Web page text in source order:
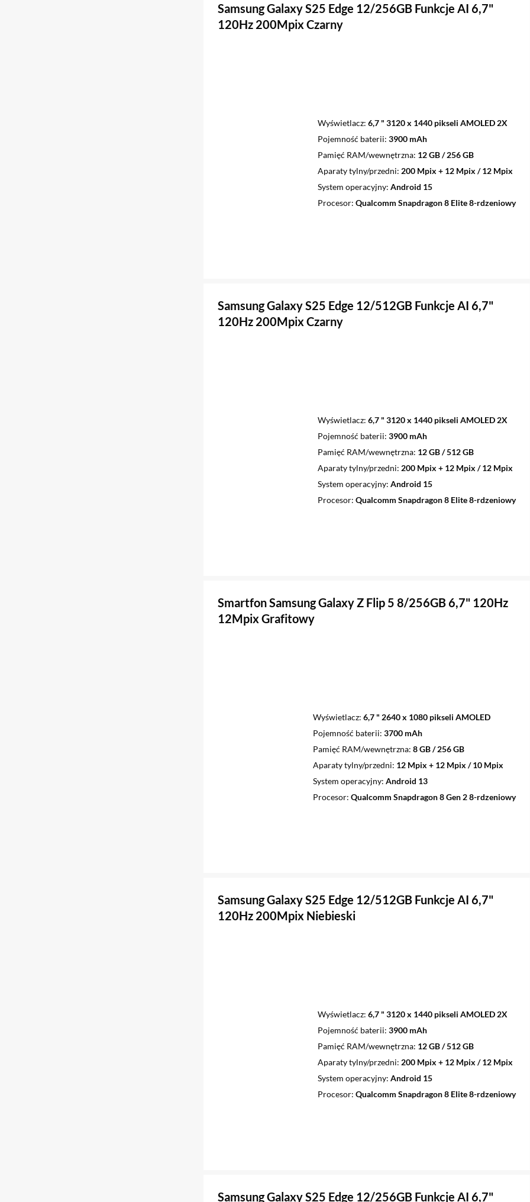
Samsung Galaxy S25 Edge 12/256GB Funkcje AI 6,7"
120Hz 200Mpix Czarny
Wyświetlacz 6,7 " 3120 x 1440 pikseli AMOLED 2X
Pojemność baterii 3900 mAh
Pamięć RAM/wewnętrzna 12 GB / 256 GB
Aparaty tylny/przedni 200 Mpix + 12 Mpix / 12 Mpix
System operacyjny Android 15
Procesor Qualcomm Snapdragon 8 Elite 8-rdzeniowy
Samsung Galaxy S25 Edge 12/512GB Funkcje AI 6,7"
120Hz 200Mpix Czarny
Wyświetlacz 6,7 " 3120 x 1440 pikseli AMOLED 2X
Pojemność baterii 3900 mAh
Pamięć RAM/wewnętrzna 12 GB / 512 GB
Aparaty tylny/przedni 200 Mpix + 12 Mpix / 12 Mpix
System operacyjny Android 15
Procesor Qualcomm Snapdragon 8 Elite 8-rdzeniowy
Smartfon Samsung Galaxy Z Flip 5 8/256GB 6,7" 120Hz
12Mpix Grafitowy
Wyświetlacz 6,7 " 2640 x 1080 pikseli AMOLED
Pojemność baterii 3700 mAh
Pamięć RAM/wewnętrzna 8 GB / 256 GB
Aparaty tylny/przedni 12 Mpix + 12 Mpix / 10 Mpix
System operacyjny Android 13
Procesor Qualcomm Snapdragon 8 Gen 2 8-rdzeniowy
Samsung Galaxy S25 Edge 12/512GB Funkcje AI 6,7"
120Hz 200Mpix Niebieski
Wyświetlacz 6,7 " 3120 x 1440 pikseli AMOLED 2X
Pojemność baterii 3900 mAh
Pamięć RAM/wewnętrzna 12 GB / 512 GB
Aparaty tylny/przedni 200 Mpix + 12 Mpix / 12 Mpix
System operacyjny Android 15
Procesor Qualcomm Snapdragon 8 Elite 8-rdzeniowy
Samsung Galaxy S25 Edge 12/256GB Funkcje AI 6,7"